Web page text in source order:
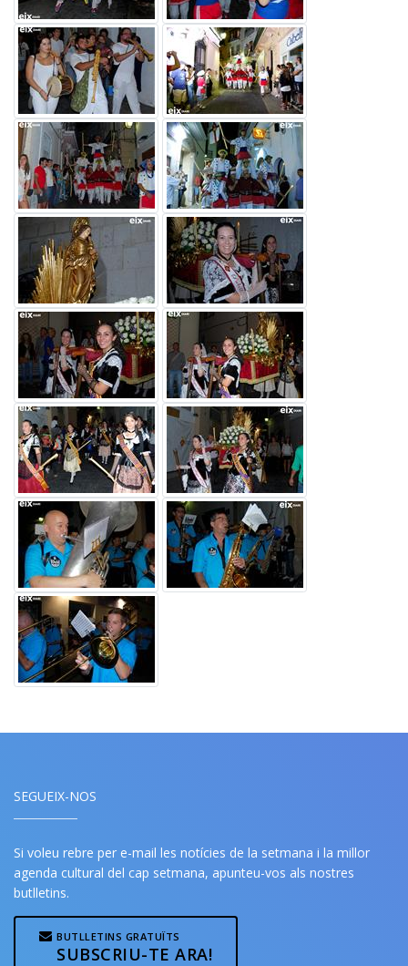
SEGUEIX-NOS
Si voleu rebre per e-mail les notícies de la setmana i la millor
agenda cultural del cap setmana, apunteu-vos als nostres
butlletins.
BUTLLETINS GRATUÏTS
SUBSCRIU-TE ARA!